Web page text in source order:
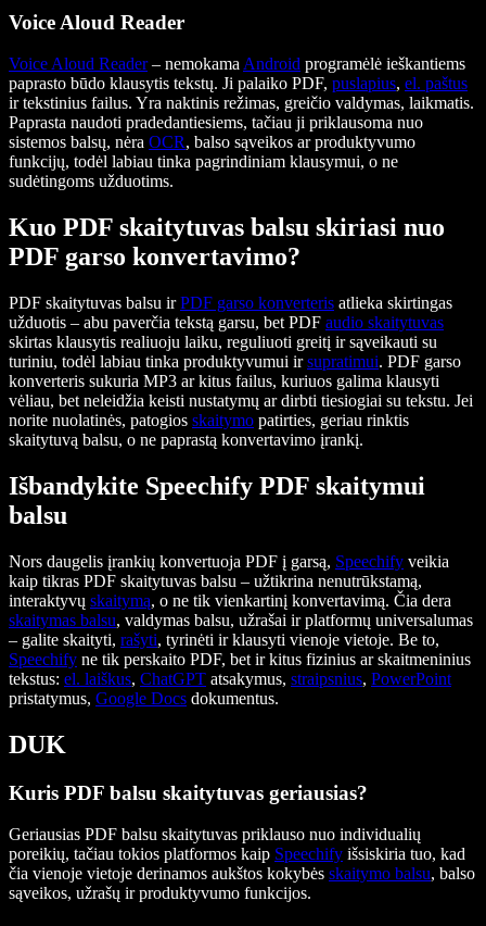
Voice Aloud Reader
Voice Aloud Reader– nemokama Android programėlė ieškantiems
paprasto būdo klausytis tekstų. Ji palaiko PDF, puslapius, el. paštus
ir tekstinius failus. Yra naktinis režimas, greičio valdymas, laikmatis.
Paprasta naudoti pradedantiesiems, tačiau ji priklausoma nuo
sistemos balsų, nėra OCR, balso sąveikos ar produktyvumo
funkcijų, todėl labiau tinka pagrindiniam klausymui, o ne
sudėtingoms užduotims.
Kuo PDF skaitytuvas balsu skiriasi nuo
PDF garso konvertavimo?
PDF skaitytuvas balsu irPDF garso konverteris atlieka skirtingas
užduotis – abu paverčia tekstą garsu, bet PDF audio skaitytuvas
skirtas klausytis realiuoju laiku, reguliuoti greitį ir sąveikauti su
turiniu, todėl labiau tinka produktyvumui irsupratimui. PDF garso
konverteris sukuria MP3 ar kitus failus, kuriuos galima klausyti
vėliau, bet neleidžia keisti nustatymų ar dirbti tiesiogiai su tekstu. Jei
norite nuolatinės, patogios skaitymo patirties, geriau rinktis
skaitytuvą balsu, o ne paprastą konvertavimo įrankį.
Išbandykite Speechify PDF skaitymui
balsu
Nors daugelis įrankių konvertuoja PDF į garsą, Speechify veikia
kaip tikras PDF skaitytuvas balsu – užtikrina nenutrūkstamą,
interaktyvų skaitymą, o ne tik vienkartinį konvertavimą. Čia dera
skaitymas balsu, valdymas balsu, užrašai ir platformų universalumas
– galite skaityti, rašyti, tyrinėti ir klausyti vienoje vietoje. Be to,
Speechify ne tik perskaito PDF, bet ir kitus fizinius ar skaitmeninius
tekstus: el. laiškus, ChatGPT atsakymus, straipsnius, PowerPoint
pristatymus, Google Docs dokumentus.
DUK
Kuris PDF balsu skaitytuvas geriausias?
Geriausias PDF balsu skaitytuvas priklauso nuo individualių
poreikių, tačiau tokios platformos kaip Speechify išsiskiria tuo, kad
čia vienoje vietoje derinamos aukštos kokybės skaitymo balsu, balso
sąveikos, užrašų ir produktyvumo funkcijos.